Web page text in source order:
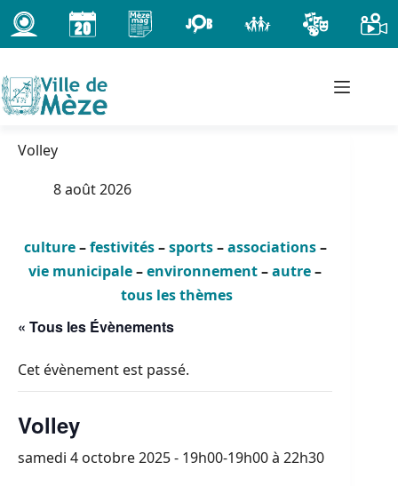
Passer
au
contenu
Volley
8 août 2026
culture–festivités–sports–associations–
vie municipale–environnement–autre–
tous les thèmes
« Tous les Évènements
Cet évènement est passé.
Volley
samedi 4 octobre 2025 - 19h00-19h00à 22h30